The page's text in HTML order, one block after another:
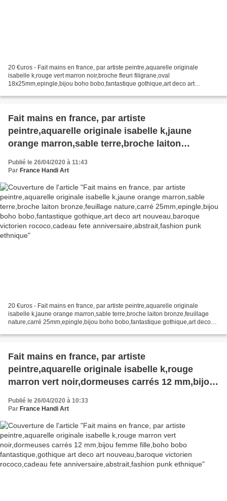
20 €uros - Fait mains en france, par artiste peintre,aquarelle originale
isabelle k,rouge vert marron noir,broche fleuri filigrane,oval
18x25mm,epingle,bijou boho bobo,fantastique gothique,art deco art
anniversaire,abstrait,fashion...
Fait mains en france, par artiste
peintre,aquarelle originale isabelle k,jaune
orange marron,sable terre,broche laiton
25mm,epingle,bijou boho bobo,fantastique
rococo,cadeau fete anniversaire,abstrait,fashion
punk ethnique
Publié le 26/04/2020 à 11:43
Par France Handi Art
20 €uros - Fait mains en france, par artiste peintre,aquarelle originale
isabelle k,jaune orange marron,sable terre,broche laiton bronze,feuillage
nature,carré 25mm,epingle,bijou boho bobo,fantastique gothique,art deco
Fait mains en france, par artiste
peintre,aquarelle originale isabelle k,rouge
marron vert noir,dormeuses carrés 12 mm,bijou
femme fille,boho bobo fantastique,gothique art
deco art nouveau,baroque victorien
punk ethnique
Publié le 26/04/2020 à 10:33
Par France Handi Art